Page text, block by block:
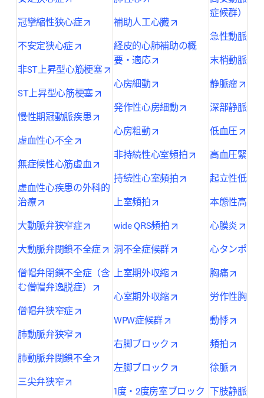
冠攣縮性狭心症 opens in new tab/window
不安定狭心症 opens in new tab/window
非ST上昇型心筋梗塞
ST上昇型心筋梗塞
慢性期冠動脈疾患
虚血性心不全
無症候性心筋虚血
虚血性心疾患の外科的
治療
opens in new tab/window
大動脈弁狭窄症 opens in new tab/window
大動脈弁閉鎖不全症 opens in new tab/window
僧帽弁閉鎖不全症（含
む僧帽弁逸脱症）
僧帽弁狭窄症
肺動脈弁狭窄
肺動脈弁閉鎖不全
三尖弁狭窄
補助人工心臓
経皮的心肺補助の概
要・適応
opens in new tab/window
心房細動 opens in new tab/window
発作性心房細動 opens in new tab/
心房粗動 opens in new tab/window
非持続性心室頻拍 opens in new
持続性心室頻拍 opens in new tab/
上室頻拍 opens in new tab/window
wide QRS頻拍 opens in new tab/
洞不全症候群 opens in new tab/
上室期外収縮 opens in new tab/
心室期外収縮 opens in new tab/
WPW症候群 opens in new tab/
右脚ブロック opens in new tab/
左脚ブロック opens in new tab/
1度・2度房室ブロック
症候群）
急性動脈閉
末梢動脈疾
静脈瘤
深部静脈血
低血圧
高血圧緊急
起立性低血
本態性高血
心膜炎
心タンポナ
胸痛
労作性胸痛
動悸
頻拍
徐脈
下肢静脈怒